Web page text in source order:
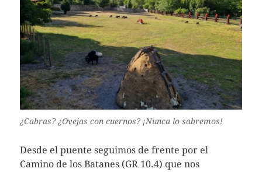
¿Cabras? ¿Ovejas con cuernos? ¡Nunca lo sabremos!
Desde el puente seguimos de frente por el
Camino de los Batanes (GR 10.4) que nos